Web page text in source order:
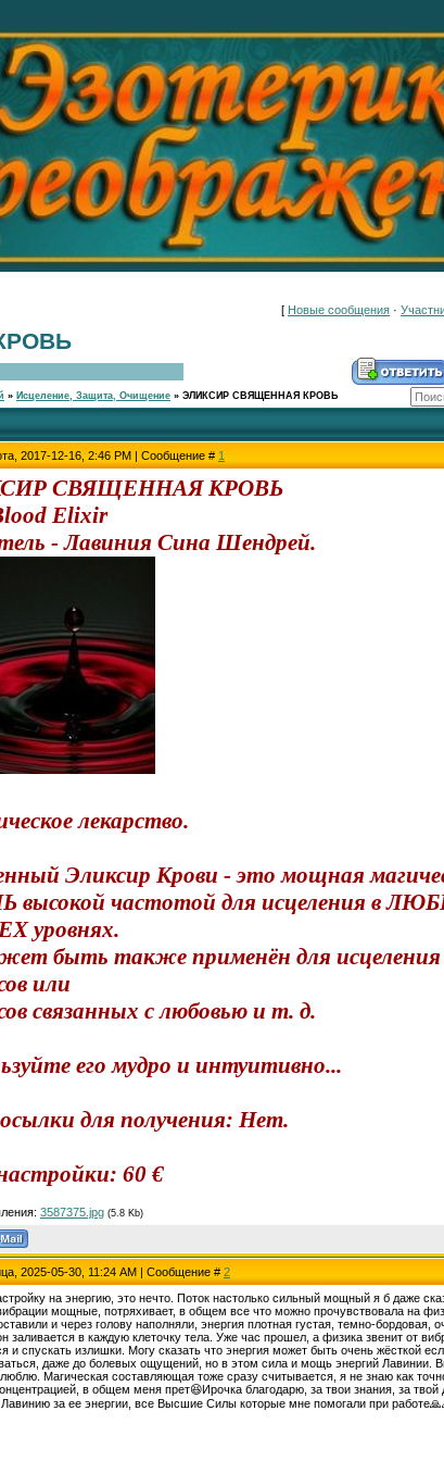
[ Новые сообщения ·
» Исцеление, Защита, Очищение » ЭЛИКСИР СВЯЩЕННАЯ КРОВЬ
2017-12-16, 2:46 PM | Сообщение # 1
СВЯЩЕННАЯ КРОВЬ
Elixir
- Лавиния Сина Шендрей.
лекарство.
Эликсир Крови - это мощная
высокой частотой для исцеления в
уровнях.
быть также применён для
или
связанных с любовью и т. д.
его мудро и интуитивно...
для получения: Нет.
60 €
3587375.jpg (5.8 Kb)
2025-05-30, 11:24 AM | Сообщение # 2
на энергию, это нечто. Поток настолько сильный мощный я б даже
мощные, потряхивает, в общем все что можно прочувствовала на
и через голову наполняли, энергия плотная густая, темно-бордовая,
заливается в каждую клеточку тела. Уже час прошел, а физика звенит от
и спускать излишки. Могу сказать что энергия может быть очень жёсткой
даже до болевых ощущений, но в этом сила и мощь энергий Лавинии.
Магическая составляющая тоже сразу считывается, я не знаю как
в общем меня прет😆Ирочка благодарю, за твои знания, за твой
Лавинию за ее энергии, все Высшие Силы которые мне помогали при